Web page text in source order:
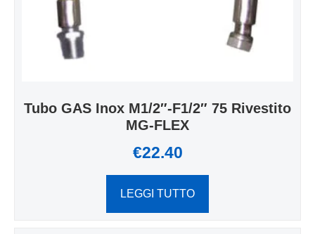
Tubo GAS Inox M1/2″-F1/2″ 75 Rivestito
MG-FLEX
€22.40
LEGGI TUTTO